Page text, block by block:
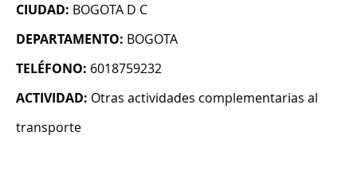
CIUDAD: BOGOTA D C
DEPARTAMENTO: BOGOTA
TELÉFONO: 6018759232
ACTIVIDAD: Otras actividades complementarias al
transporte